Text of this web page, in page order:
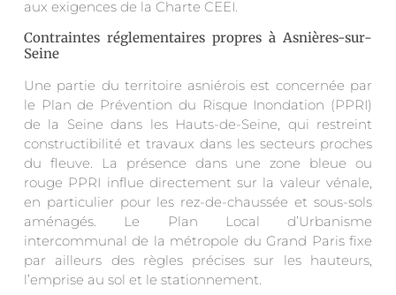
aux exigences de la Charte CEEI.
Contraintes réglementaires propres à Asnières-sur-
Seine
Une partie du territoire asniérois est concernée par
le Plan de Prévention du Risque Inondation (PPRI)
de la Seine dans les Hauts-de-Seine, qui restreint
constructibilité et travaux dans les secteurs proches
du fleuve. La présence dans une zone bleue ou
rouge PPRI influe directement sur la valeur vénale,
en particulier pour les rez-de-chaussée et sous-sols
aménagés. Le Plan Local d’Urbanisme
intercommunal de la métropole du Grand Paris fixe
par ailleurs des règles précises sur les hauteurs,
l’emprise au sol et le stationnement.